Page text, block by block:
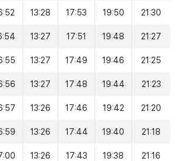
13:28 17:53 19:50 21:30
13:27 17:51 19:48 21:27
13:27 17:49 19:46 21:25
13:27 17:48 19:44 21:23
13:26 17:46 19:42 21:20
13:26 17:44 19:40 21:18
13:26 17:43 19:38 21:16